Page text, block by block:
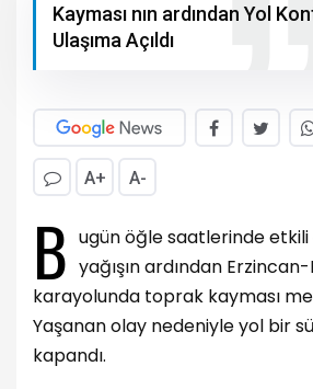
Kayması nın ardından Yol
Ulaşıma Açıldı
A+ A-
B ugün öğle saatlerinde
yağışın ardından
karayolunda toprak kayması
Yaşanan olay nedeniyle yol bir
kapandı.